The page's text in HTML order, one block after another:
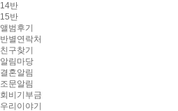
14반
15반
앨범후기
반별연락처
친구찾기
알림마당
결혼알림
조문알림
회비기부금
우리이야기